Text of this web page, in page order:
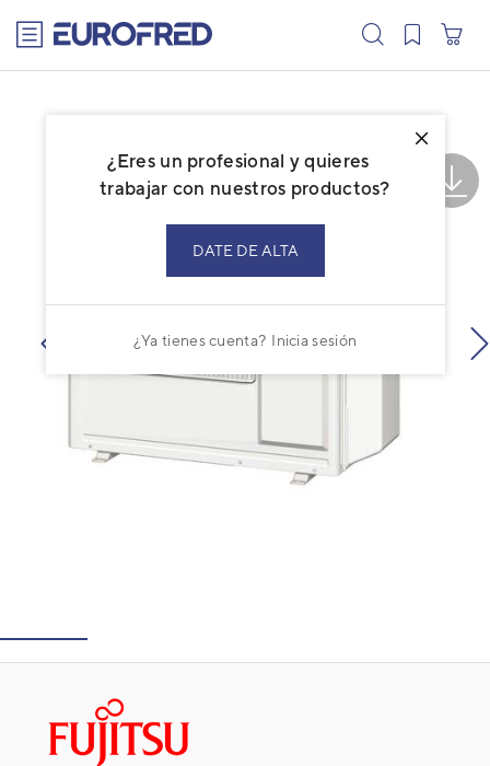
¿Eres un profesional y quieres
trabajar con nuestros productos?
DATE DE ALTA
¿Ya tienes cuenta? Inicia sesión